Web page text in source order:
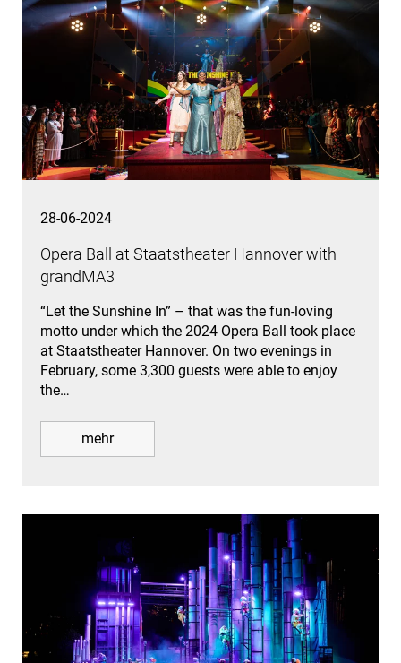
28-06-2024
Opera Ball at Staatstheater Hannover with
grandMA3
“Let the Sunshine In” – that was the fun-loving
motto under which the 2024 Opera Ball took place
at Staatstheater Hannover. On two evenings in
February, some 3,300 guests were able to enjoy
the…
mehr